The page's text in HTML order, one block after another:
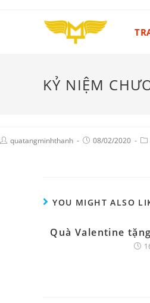
KỶ NIỆM
quatangminhthanh 08/02/2020
YOU MIGHT ALSO
Quà Valentine